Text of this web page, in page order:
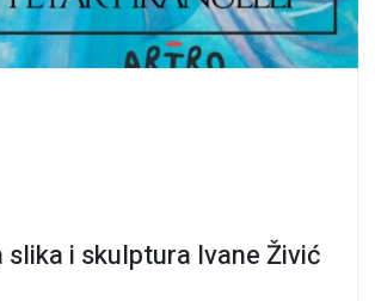
i skulptura Ivane Živić